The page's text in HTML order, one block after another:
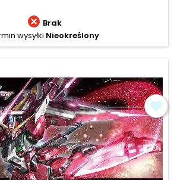
 Brak
wysyłki Nieokreślony